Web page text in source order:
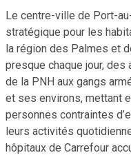
Le centre-ville de Port-
stratégique pour les
la région des Palmes et
presque chaque jour,
de la PNH aux gangs
et ses environs, mettant
personnes contraintes
leurs activités
hôpitaux de Carrefour